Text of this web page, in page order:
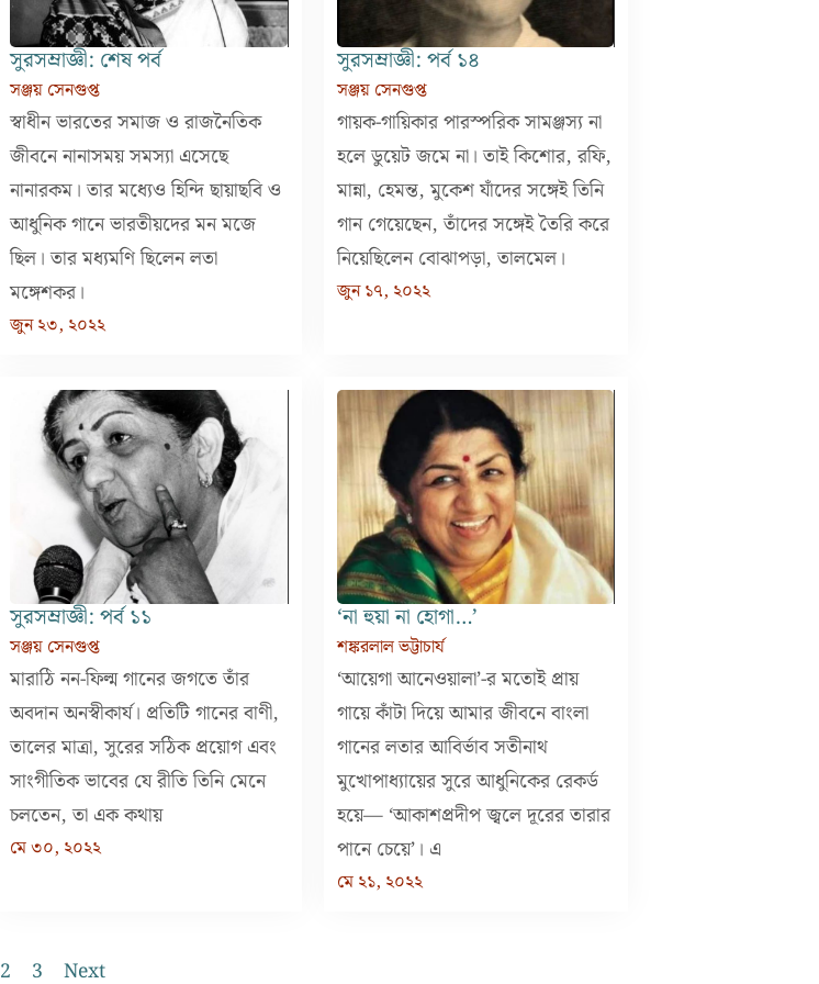
সুরসম্রাজ্ঞী: শেষ পর্ব
সঞ্জয় সেনগুপ্ত
স্বাধীন ভারতের সমাজ ও রাজনৈতিক
জীবনে নানাসময় সমস্যা এসেছে
নানারকম। তার মধ্যেও হিন্দি ছায়াছবি ও
আধুনিক গানে ভারতীয়দের মন মজে
ছিল। তার মধ্যমণি ছিলেন লতা
মঙ্গেশকর।
জুন ২৩, ২০২২
সুরসম্রাজ্ঞী: পর্ব ১৪
সঞ্জয় সেনগুপ্ত
গায়ক-গায়িকার পারস্পরিক সামঞ্জস্য না
হলে ডুয়েট জমে না। তাই কিশোর, রফি,
মান্না, হেমন্ত, মুকেশ যাঁদের সঙ্গেই তিনি
গান গেয়েছেন, তাঁদের সঙ্গেই তৈরি করে
নিয়েছিলেন বোঝাপড়া, তালমেল।
জুন ১৭, ২০২২
সুরসম্রাজ্ঞী: পর্ব ১১
সঞ্জয় সেনগুপ্ত
মারাঠি নন-ফিল্ম গানের জগতে তাঁর
অবদান অনস্বীকার্য। প্রতিটি গানের বাণী,
তালের মাত্রা, সুরের সঠিক প্রয়োগ এবং
সাংগীতিক ভাবের যে রীতি তিনি মেনে
চলতেন, তা এক কথায়
মে ৩০, ২০২২
‘না হুয়া না হোগা…’
শঙ্করলাল ভট্টাচার্য
‘আয়েগা আনেওয়ালা’-র মতোই প্রায়
গায়ে কাঁটা দিয়ে আমার জীবনে বাংলা
গানের লতার আবির্ভাব সতীনাথ
মুখোপাধ্যায়ের সুরে আধুনিকের রেকর্ড
হয়ে— ‘আকাশপ্রদীপ জ্বলে দূরের তারার
পানে চেয়ে’। এ
মে ২১, ২০২২
2 3 Next